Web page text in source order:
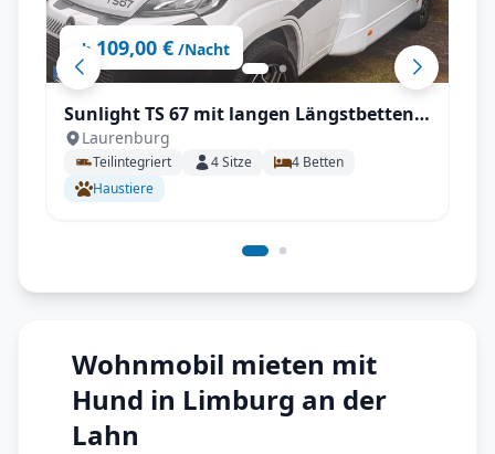
ab 109,00 € /Nacht
Sunlight TS 67 mit langen Längstbetten
und voll Autrak, Automatik
Laurenburg
Teilintegriert 4Sitze 4 Betten
Haustiere
Wohnmobil mieten mit
Hund in Limburg an der
Lahn